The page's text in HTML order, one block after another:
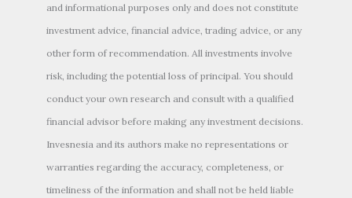
and informational purposes only and does not constitute
investment advice, financial advice, trading advice, or any
other form of recommendation. All investments involve
risk, including the potential loss of principal. You should
conduct your own research and consult with a qualified
financial advisor before making any investment decisions.
Invesnesia and its authors make no representations or
warranties regarding the accuracy, completeness, or
timeliness of the information and shall not be held liable